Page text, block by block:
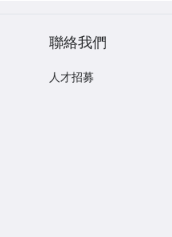
聯絡我們
人才招募